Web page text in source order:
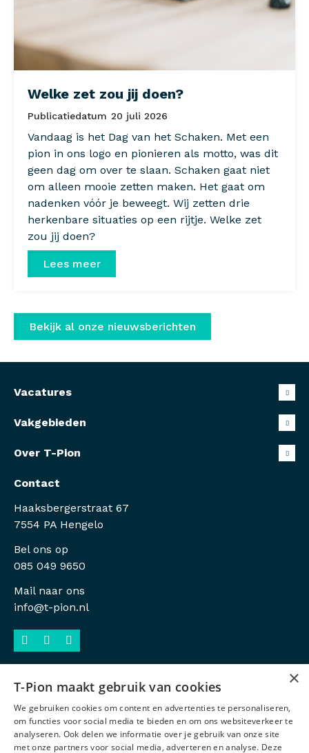
Welke zet zou jij doen?
Publicatiedatum 20 juli 2026
Vandaag is het Dag van het Schaken. Met een
pion in ons logo en pionieren als motto, was dit
geen dag om over te slaan. Schaken gaat niet
om alleen mooie zetten maken. Het gaat om
nadenken vóór je beweegt. Wij zetten drie
herkenbare situaties op een rijtje. Welke zet
zou jij doen?
Lees meer
Bekijk al onze nieuwsberichten
Vacatures
Vakgebieden
Over T-Pion
Contact
Haaksbergerstraat 67
7554 PA Hengelo
Bel ons op
085 049 9650
Mail naar ons
info@t-pion.nl
Sitemap
Privacy
Antidiscriminatiebeleid
×
T-Pion maakt gebruik van cookies
We gebruiken cookies om content en advertenties te personaliseren,
om functies voor social media te bieden en om ons websiteverkeer te
analyseren. Ook delen we informatie over je gebruik van onze site
met onze partners voor social media, adverteren en analyse. Deze